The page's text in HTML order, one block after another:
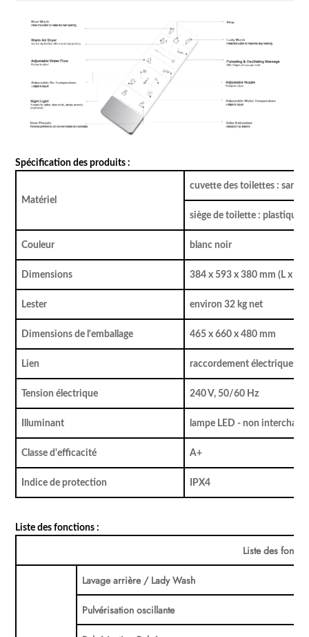
Spécification des produits :
Matériel
cuvette des toilettes :
siège de toilette : plastique
Couleur blanc noir
Dimensions 384 x 593 x 380 mm (L x P
Lester environ 32 kg net
Dimensions de l'emballage 465 x 660 x 480 mm
Lien raccordement électrique
Tension électrique 240 V, 50/60 Hz
Illuminant lampe LED - non
Classe d'efficacité A+
Indice de protection IPX4
Liste des fonctions :
Liste des
Lavage arrière / Lady Wash
Pulvérisation oscillante